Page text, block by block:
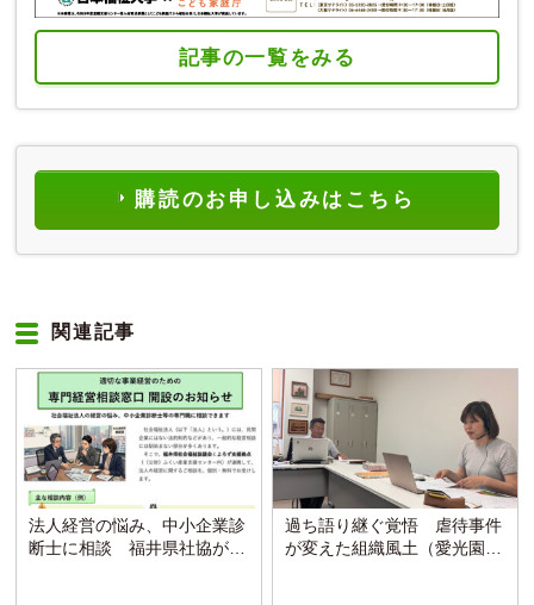
記事の一覧をみる
購読のお申し込みはこちら
関連記事
法人経営の悩み、中小企業診
断士に相談 福井県社協が支
過ち語り継ぐ覚悟 虐待事件
が変えた組織風土（愛光園・